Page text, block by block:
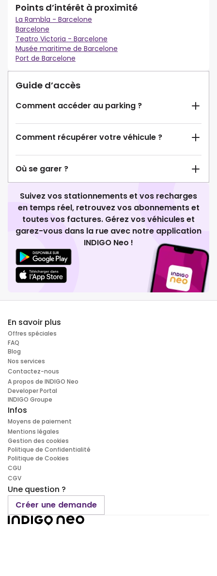
Points d’intérêt à proximité
La Rambla - Barcelone
Barcelone
Teatro Victoria - Barcelone
Musée maritime de Barcelone
Port de Barcelone
Guide d’accès
Comment accéder au parking ?
Comment récupérer votre véhicule ?
Où se garer ?
Suivez vos stationnements et vos recharges
en temps réel, retrouvez vos abonnements et
toutes vos factures. Gérez vos véhicules et
garez-vous dans la rue avec notre application
INDIGO Neo !
En savoir plus
Offres spéciales
FAQ
Blog
Nos services
Contactez-nous
A propos de INDIGO Neo
Developer Portal
INDIGO Groupe
Infos
Moyens de paiement
Mentions légales
Gestion des cookies
Politique de Confidentialité
Politique de Cookies
CGU
CGV
Une question ?
Créer une demande